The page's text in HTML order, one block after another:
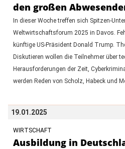
den großen
In dieser Woche treffen sich Spitzen-
Weltwirtschaftsforum 2025 in Davos.
künftige US-Präsident Donald Trump.
Diskutieren wollen die Teilnehmer über
Herausforderungen der Zeit,
werden Reden von Scholz, Habeck und
19.01.2025
WIRTSCHAFT
Ausbildung in